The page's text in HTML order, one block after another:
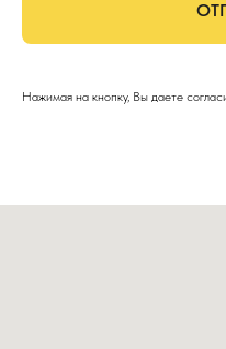
Нажимая на кнопку, Вы даете